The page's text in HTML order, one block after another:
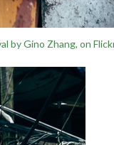
by Gino Zhang, on